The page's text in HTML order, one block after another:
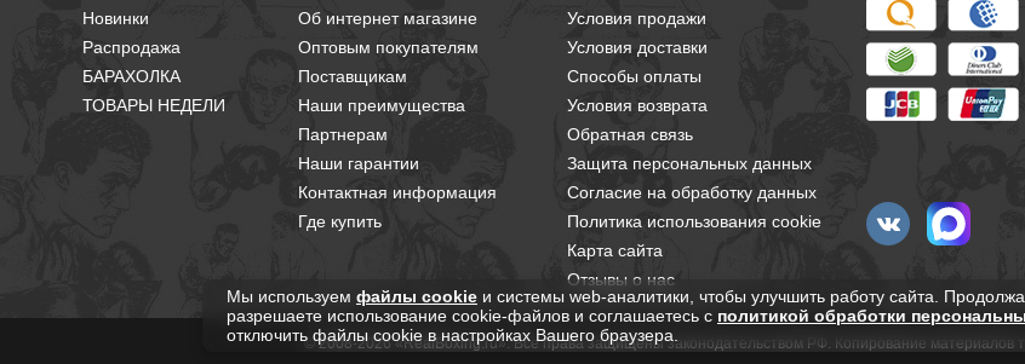
Новинки
Распродажа
БАРАХОЛКА
ТОВАРЫ НЕДЕЛИ
Об интернет магазине
Оптовым покупателям
Поставщикам
Наши преимущества
Партнерам
Наши гарантии
Контактная информация
Где купить
Условия продажи
Условия доставки
Способы оплаты
Условия возврата
Обратная связь
Защита персональных данных
Согласие на обработку данных
Политика использования cookie
Карта сайта
Отзывы о нас
© 2008-2026 «RealBoxing.ru». Все права защищены законодательством РФ. Копирование материалов
Мы используем файлы cookie и системы web-аналитики, чтобы улучшить работу сайта.
разрешаете использование cookie-файлов и соглашаетесь с политикой обработки
отключить файлы cookie в настройках Вашего браузера.